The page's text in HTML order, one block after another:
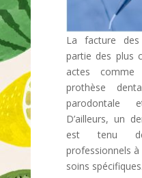
La facture
partie des plus
actes
prothèse
parodontale
D’ailleurs, un
est tenu
professionnels
soins spécifiques.